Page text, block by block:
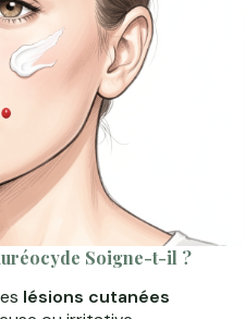
Soigne-t-il ?
lésions cutanées